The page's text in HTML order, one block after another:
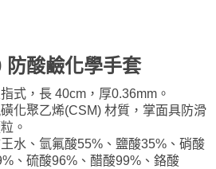
酸鹼化學手套
式，長 40cm，厚0.36mm。
化聚乙烯(CSM) 材質，掌面具防滑
。
王水、氫氟酸55%、鹽酸35%、硝酸
、硫酸96%、醋酸99%、鉻酸